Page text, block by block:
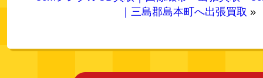
｜三島郡島本町へ出張買取 »